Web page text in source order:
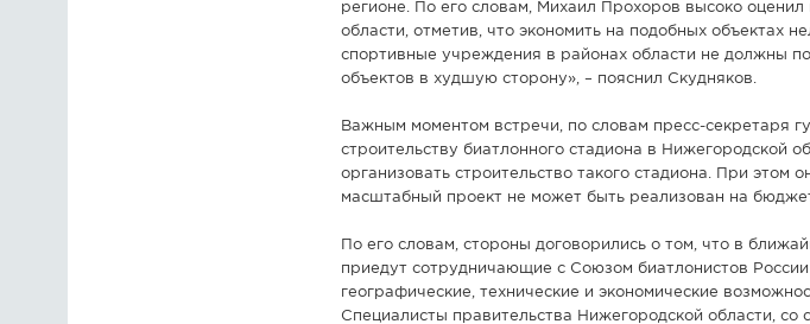
регионе. По его словам, Михаил Прохоров высоко
области, отметив, что экономить на подобных объектах
спортивные учреждения в районах области не должны
объектов в худшую сторону», – пояснил Скудняков.
Важным моментом встречи, по словам пресс-секретаря
строительству биатлонного стадиона в Нижегородской
организовать строительство такого стадиона. При этом
масштабный проект не может быть реализован на
По его словам, стороны договорились о том, что в
приедут сотрудничающие с Союзом биатлонистов
географические, технические и экономические
Специалисты правительства Нижегородской области, со